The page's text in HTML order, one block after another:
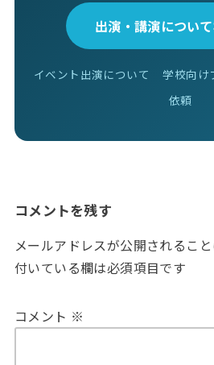
出演・講演につい
イベント出演について 学校向け
依頼
コメントを残す
メールアドレスが公開されること
付いている欄は必須項目です
コメント ※